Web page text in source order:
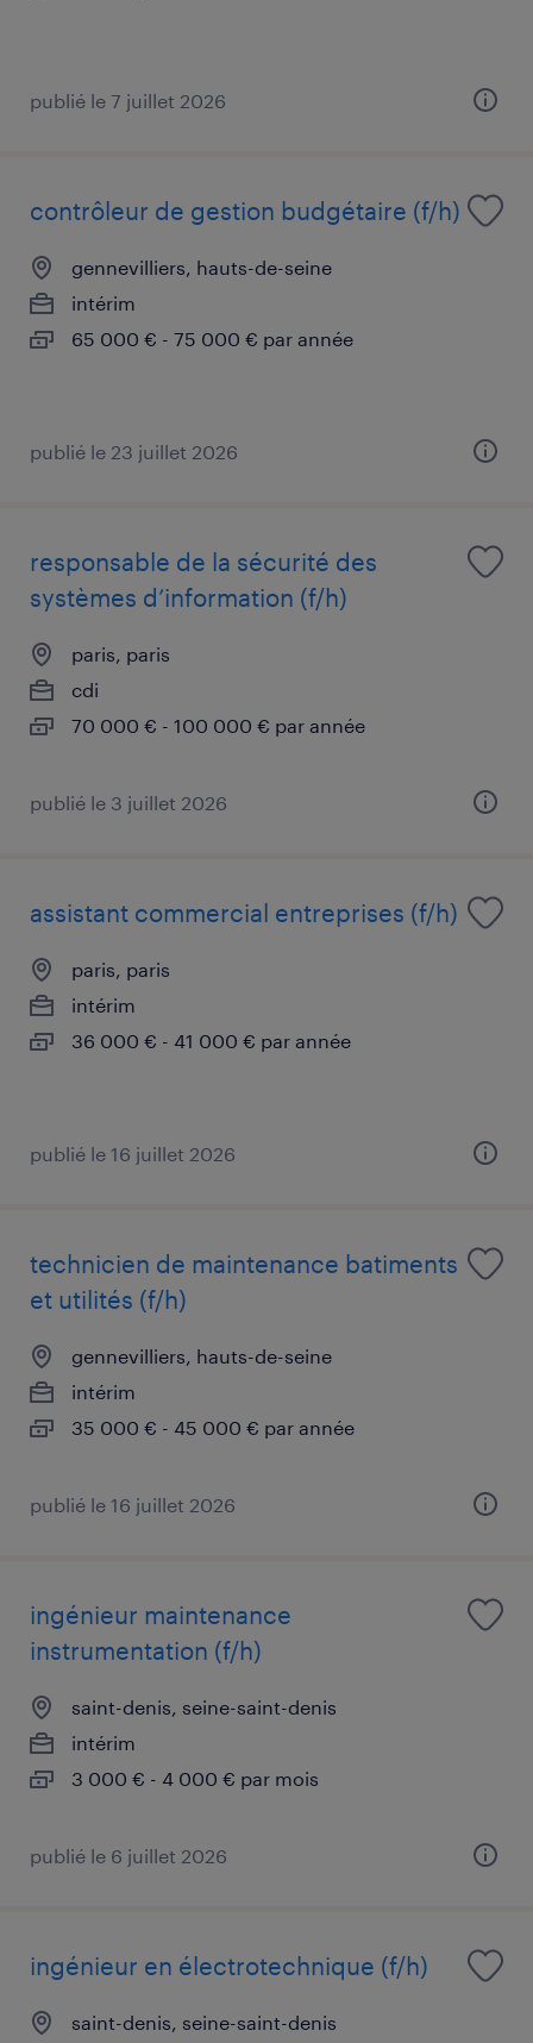
publié le 7 juillet 2026
contrôleur de gestion budgétaire (f/h)
gennevilliers, hauts-de-seine
intérim
65 000 € - 75 000 € par année
publié le 23 juillet 2026
responsable de la sécurité des
systèmes d’information (f/h)
paris, paris
cdi
70 000 € - 100 000 € par année
publié le 3 juillet 2026
assistant commercial entreprises (f/h)
paris, paris
intérim
36 000 € - 41 000 € par année
publié le 16 juillet 2026
technicien de maintenance batiments
et utilités (f/h)
gennevilliers, hauts-de-seine
intérim
35 000 € - 45 000 € par année
publié le 16 juillet 2026
ingénieur maintenance
instrumentation (f/h)
saint-denis, seine-saint-denis
intérim
3 000 € - 4 000 € par mois
publié le 6 juillet 2026
ingénieur en électrotechnique (f/h)
saint-denis, seine-saint-denis